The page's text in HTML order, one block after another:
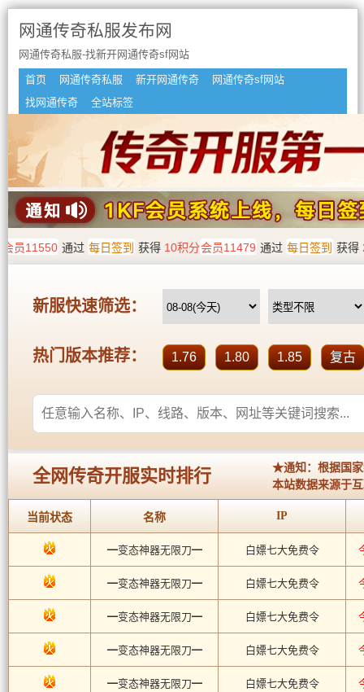
网通传奇私服发布网
网通传奇私服-找新开网通传奇sf网站
首页 网通传奇私服 新开网通传奇
网通传奇sf网站
找网通传奇
全站标签